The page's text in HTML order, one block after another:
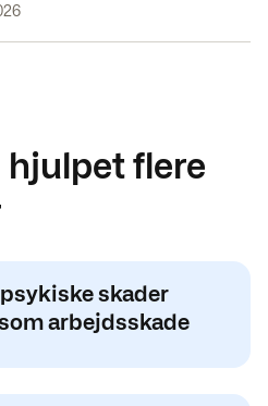
hjulpet flere
skader
arbejdsskade